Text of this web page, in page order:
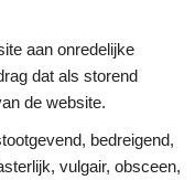
aan onredelijke
dat als storend
de website.
bedreigend,
vulgair, obsceen,